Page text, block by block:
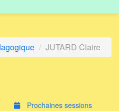
JUTARD Claire
Prochaines sessions